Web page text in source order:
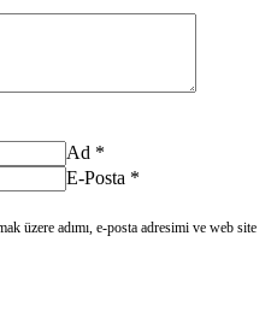
Ad *
E-Posta *
üzere adımı, e-posta adresimi ve web site